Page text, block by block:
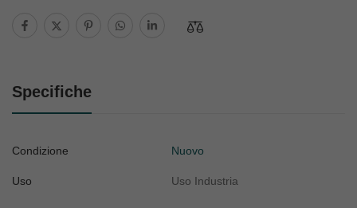
Specifiche
Condizione Nuovo
Uso Uso Industria